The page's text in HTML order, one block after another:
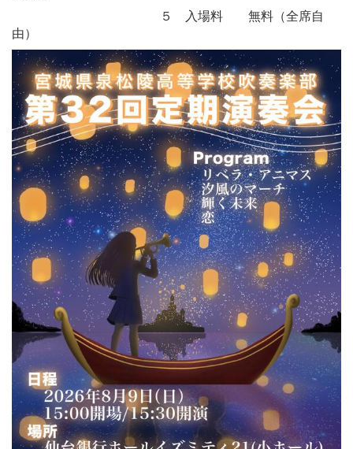
５ 入場料 無料（全席自
由）